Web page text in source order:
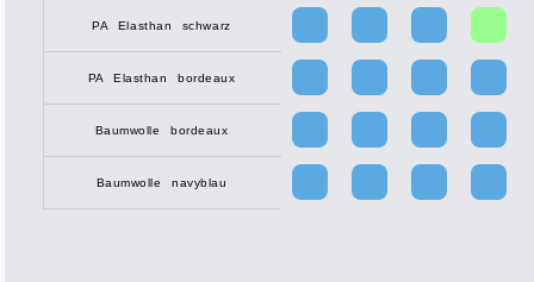
PA Elasthan schwarz
PA Elasthan bordeaux
Baumwolle bordeaux
Baumwolle navyblau